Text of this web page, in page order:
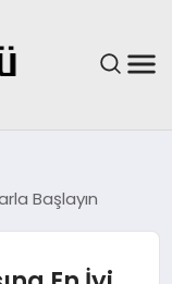
Başlayın